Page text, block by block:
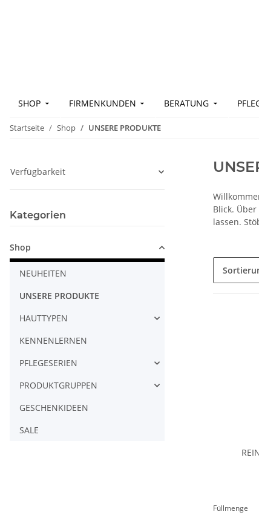
SHOP FIRMENKUNDEN BERATUNG
Startseite Shop UNSERE PRODUKTE
Blick.
lassen.
Füllmenge
Verfügbarkeit
Kategorien
Shop
NEUHEITEN
UNSERE PRODUKTE
HAUTTYPEN
KENNENLERNEN
PFLEGESERIEN
PRODUKTGRUPPEN
GESCHENKIDEEN
SALE